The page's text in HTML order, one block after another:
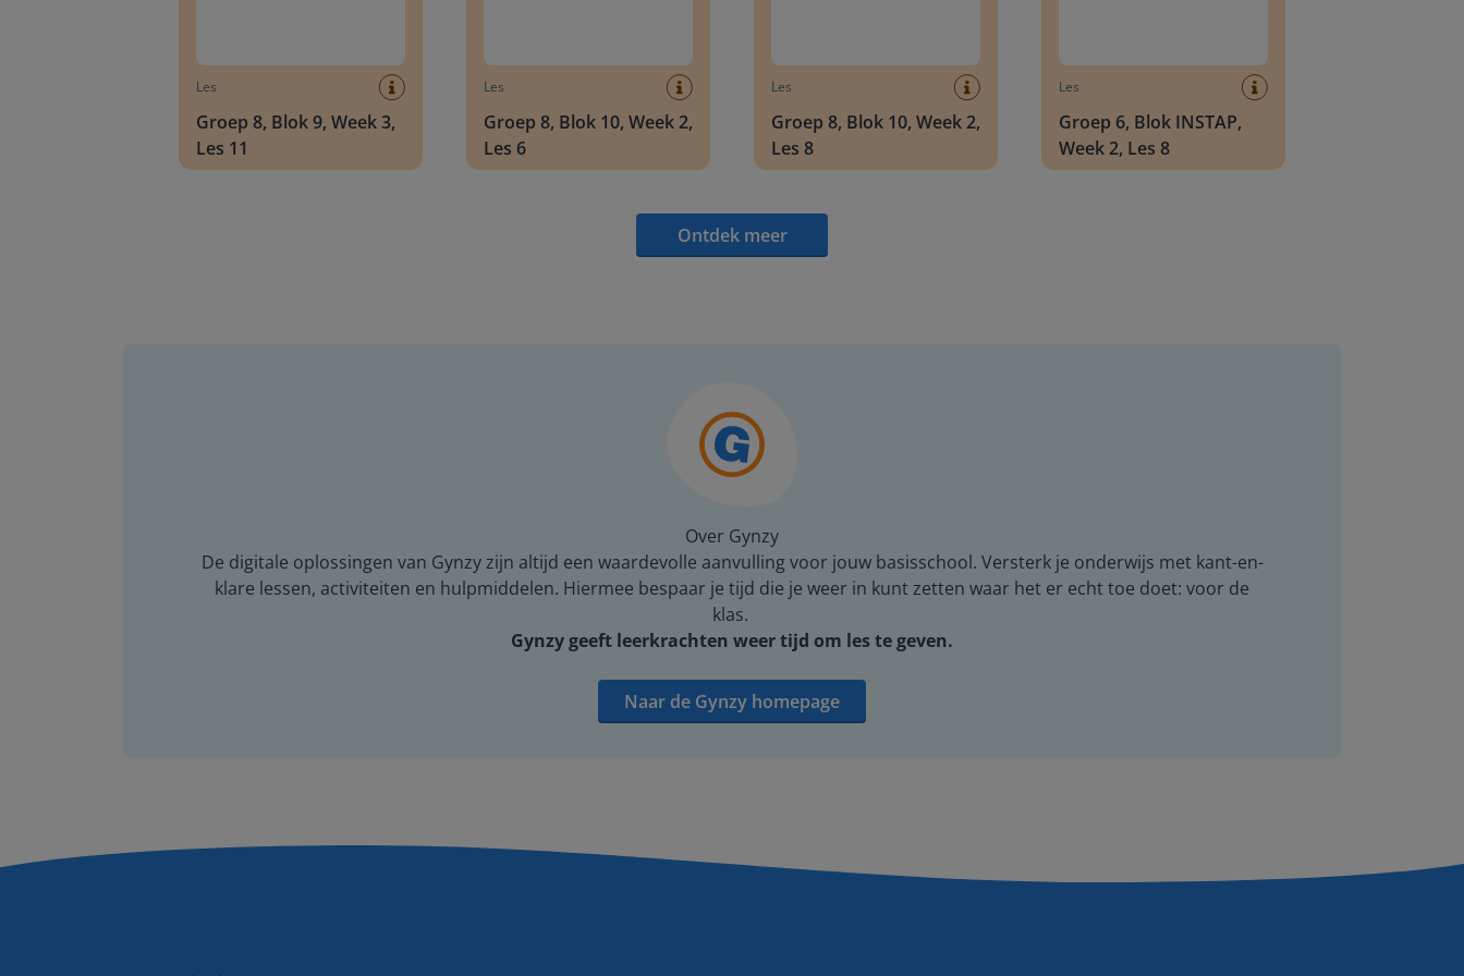
Les
Groep 8, Blok 9, Week 3,
Les 11
Les
Groep 8, Blok 10, Week 2,
Les 6
Les
Groep 8, Blok 10, Week 2,
Les 8
Les
Groep 6, Blok INSTAP,
Week 2, Les 8
Ontdek meer
Over Gynzy
De digitale oplossingen van Gynzy zijn altijd een waardevolle aanvulling voor jouw basisschool. Versterk je onderwijs met kant-en-
klare lessen, activiteiten en hulpmiddelen. Hiermee bespaar je tijd die je weer in kunt zetten waar het er echt toe doet: voor de
klas.
Gynzy geeft leerkrachten weer tijd om les te geven.
Naar de Gynzy homepage